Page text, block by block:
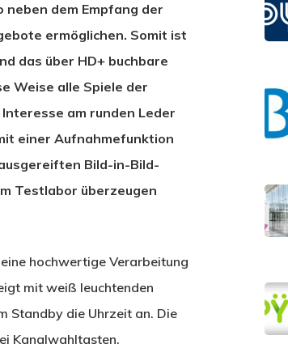
dem Empfang der
ermöglichen. Somit ist
das über HD+ buchbare
Weise alle Spiele der
am runden Leder
einer Aufnahmefunktion
Bild-in-Bild-
Testlabor überzeugen
hochwertige Verarbeitung
mit weiß leuchtenden
Standby die Uhrzeit an. Die
Kanalwahltasten.